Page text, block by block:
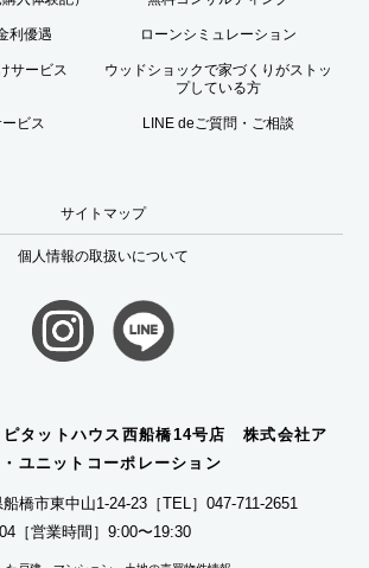
利優遇 ローンシミュレーション
サービス
ウッドショックで家づくりがストッ
プしている方
ビス LINE deご質問・ご相談
サイトマップ
個人情報の取扱いについて
ピタットハウス西船橋14号店 株式会社ア
ユニットコーポレーション
橋市東中山1-24-23 ［TEL］047-711-2651
［営業時間］9:00〜19:30